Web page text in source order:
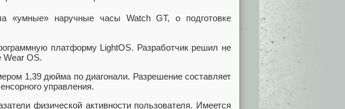
«умные» наручные часы Watch GT, о подготовке
платформу LightOS. Разработчик решил не
Wear OS.
1,39 дюйма по диагонали. Разрешение составляет
управления.
физической активности пользователя. Имеется